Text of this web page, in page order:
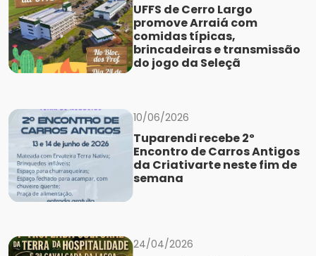
UFFS de Cerro Largo
promove Arraiá com
comidas típicas,
brincadeiras e transmissão
do jogo da Seleçã
10/06/2026
Tuparendi recebe 2º
Encontro de Carros Antigos
da Criativarte neste fim de
semana
24/04/2026